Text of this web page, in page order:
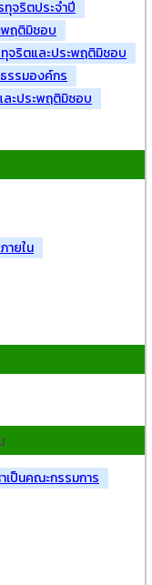
ทุจริตประจำปี
พฤติมิชอบ
ทุจริตและประพฤติมิชอบ
รรมองค์กร
ละประพฤติมิชอบ
ายใน
เป็นคณะกรรมการ